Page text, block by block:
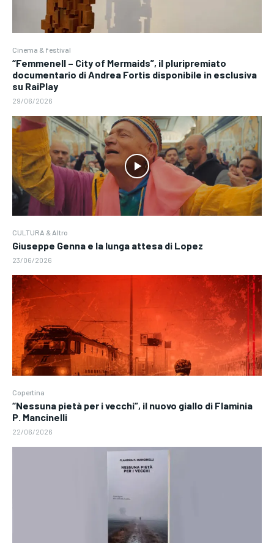
Cinema & festival
“Femmenell – City of Mermaids”, il pluripremiato
documentario di Andrea Fortis disponibile in esclusiva
su RaiPlay
29/06/2026
CULTURA & Altro
Giuseppe Genna e la lunga attesa di Lopez
23/06/2026
Copertina
“Nessuna pietà per i vecchi”, il nuovo giallo di Flaminia
P. Mancinelli
22/06/2026